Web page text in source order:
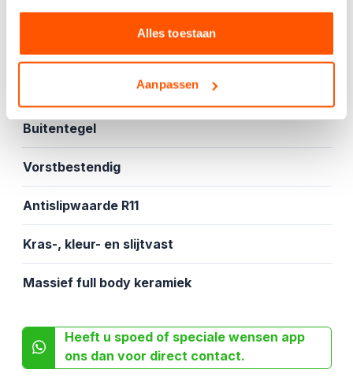
Alles toestaan
Aanpassen
Offerte aanvragen
Buitentegel
Vorstbestendig
Antislipwaarde R11
Kras-, kleur- en slijtvast
Massief full body keramiek
Heeft u spoed of speciale wensen app
ons dan voor direct contact.